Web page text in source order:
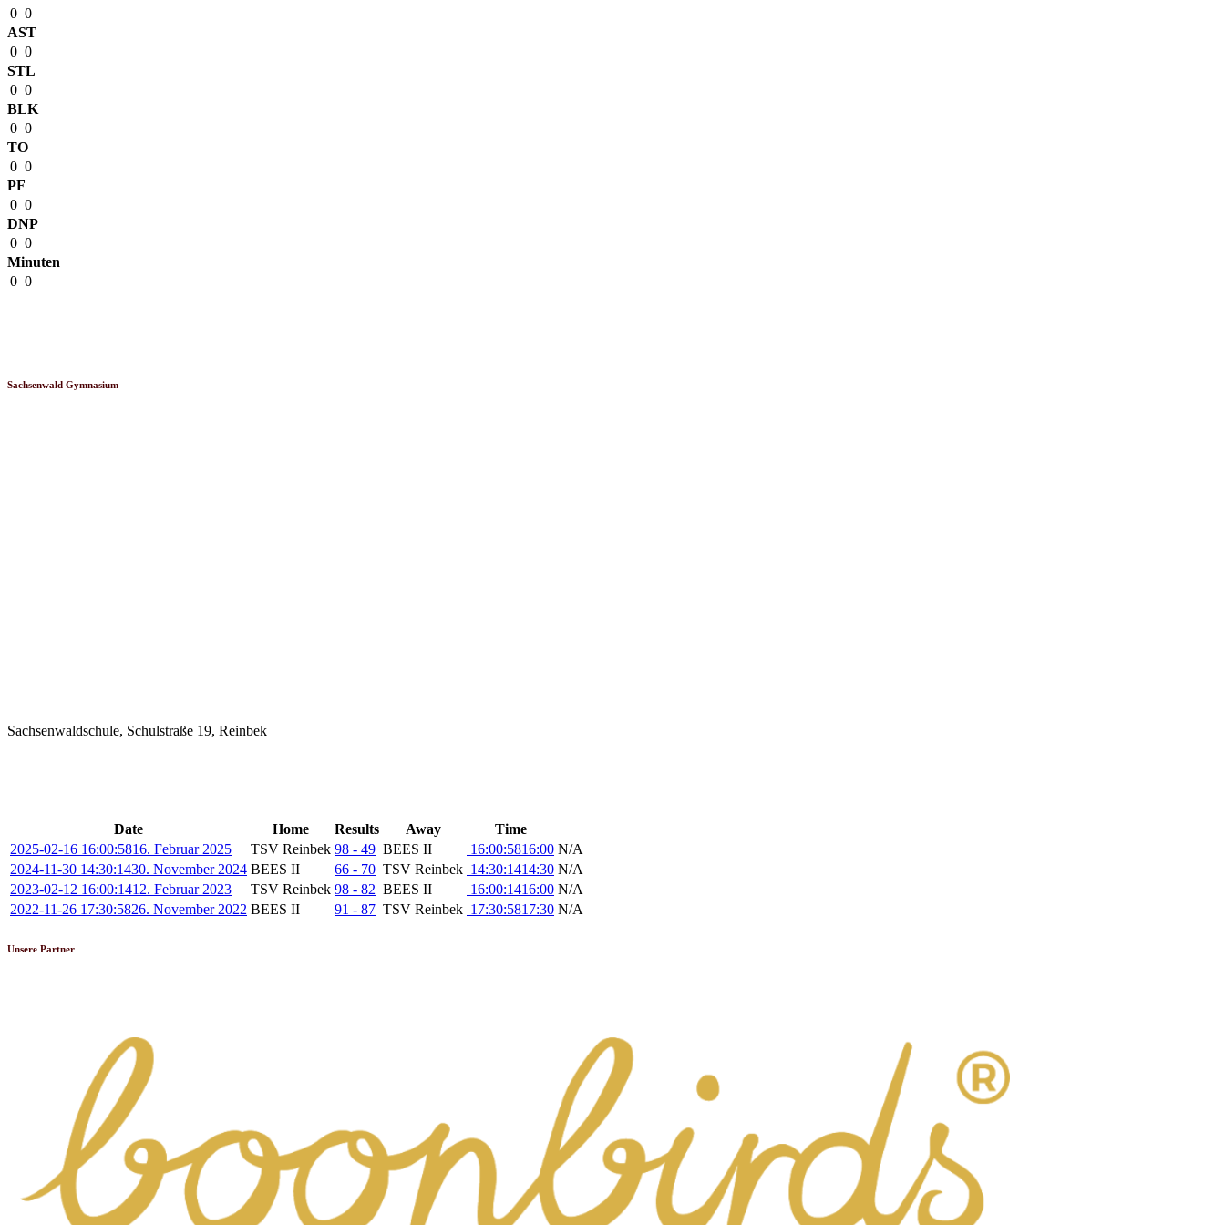
0 0
AST
0 0
STL
0 0
BLK
0 0
TO
0 0
PF
0 0
DNP
0 0
Minuten
0 0
Sachsenwald Gymnasium
Sachsenwaldschule, Schulstraße 19, Reinbek
Date Home Results Away
Time
2025-02-16 16:00:5816. Februar 2025 TSV Reinbek 98 - 49 BEES II 16:00:5816:00 N/A
2024-11-30 14:30:1430. November 2024 BEES II 66 - 70 TSV Reinbek 14:30:1414:30 N/A
2023-02-12 16:00:1412. Februar 2023 TSV Reinbek 98 - 82 BEES II 16:00:1416:00 N/A
2022-11-26 17:30:5826. November 2022 BEES II 91 - 87 TSV Reinbek 17:30:5817:30 N/A
Unsere Partner